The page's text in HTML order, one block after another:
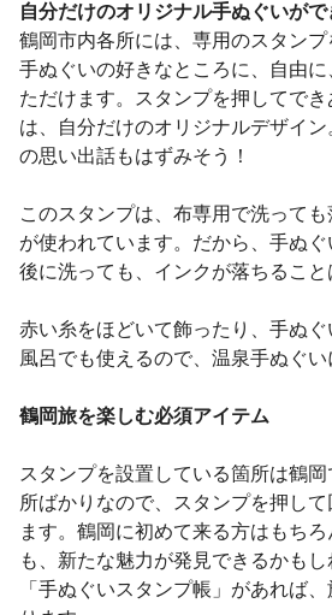
自分だけのオリジナル手ぬぐいがで
鶴岡市内各所には、専用のスタンプ
手ぬぐいの好きなところに、自由
ただけます。スタンプを押してで
は、自分だけのオリジナルデザイ
の思い出話もはずみそう！
このスタンプは、布専用で洗って
が使われています。だから、手ぬ
後に洗っても、インクが落ちること
赤い糸をほどいて飾ったり、手ぬ
風呂でも使えるので、温泉手ぬぐ
鶴岡旅を楽しむ必須アイテム
スタンプを設置している箇所は鶴
所ばかりなので、スタンプを押し
ます。鶴岡に初めて来る方はもち
も、新たな魅力が発見できるかもし
「手ぬぐいスタンプ帳」があれば